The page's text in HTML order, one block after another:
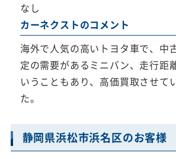
なし
カーネクストのコメント
海外で人気の高いトヨタ車で、中
定の需要があるミニバン、走行距
いうこともあり、高価買取させて
た。
静岡県浜松市浜名区のお客様